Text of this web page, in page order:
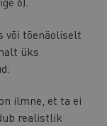
või tõenäoliselt
üks
ilmne, et ta ei
realistlik